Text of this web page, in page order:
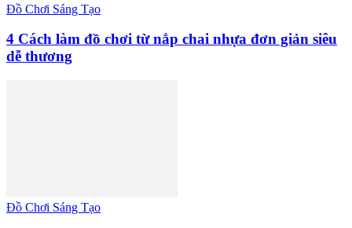
Đồ Chơi Sáng Tạo
4 Cách làm đồ chơi từ nắp chai nhựa đơn giản siêu
dễ thương
Đồ Chơi Sáng Tạo